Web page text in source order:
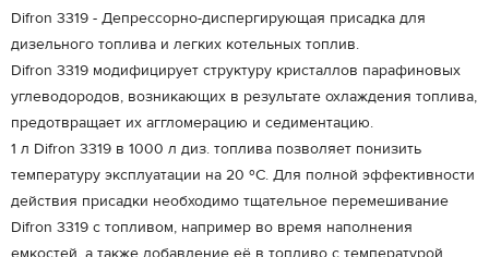
Difron 3319 - Депрессорно-диспергирующая присадка для
дизельного топлива и легких котельных топлив.
Difron 3319 модифицирует структуру кристаллов парафиновых
углеводородов, возникающих в результате охлаждения топлива,
предотвращает их аггломерацию и седиментацию.
1 л Difron 3319 в 1000 л диз. топлива позволяет понизить
температуру эксплуатации на 20 ºС. Для полной эффективности
действия присадки необходимо тщательное перемешивание
Difron 3319 с топливом, например во время наполнения